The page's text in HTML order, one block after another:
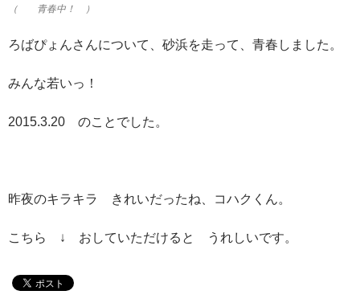
（ 青春中！ ）
ろばぴょんさんについて、砂浜を走って、青春しました。
みんな若いっ！
2015.3.20 のことでした。
昨夜のキラキラ きれいだったね、コハクくん。
こちら ↓ おしていただけると うれしいです。